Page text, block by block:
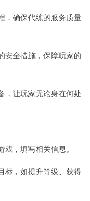
，确保代练的服务质量
安全措施，保障玩家的
，让玩家无论身在何处
，填写相关信息。
标，如提升等级、获得